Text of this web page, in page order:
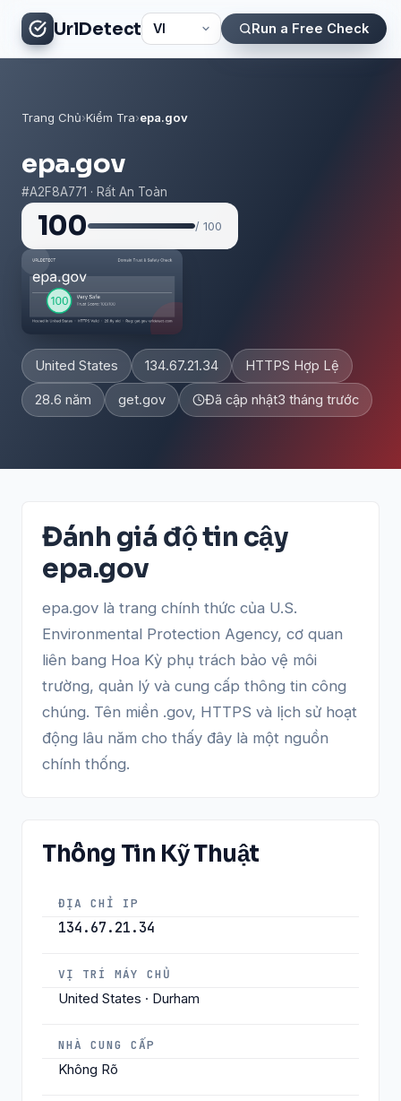
UrlDetect Run a Free Check
Trang Chủ›Kiểm Tra›epa.gov
epa.gov
#A2F8A771 · Rất An Toàn
100 / 100
United States 134.67.21.34 HTTPS Hợp Lệ
28.6 năm get.gov Đã cập nhật3 tháng trước
Đánh giá độ tin cậy
epa.gov
epa.gov là trang chính thức của U.S.
Environmental Protection Agency, cơ quan
liên bang Hoa Kỳ phụ trách bảo vệ môi
trường, quản lý và cung cấp thông tin công
chúng. Tên miền .gov, HTTPS và lịch sử hoạt
động lâu năm cho thấy đây là một nguồn
chính thống.
Thông Tin Kỹ Thuật
ĐỊA CHỈ IP
134.67.21.34
VỊ TRÍ MÁY CHỦ
United States · Durham
NHÀ CUNG CẤP
Không Rõ